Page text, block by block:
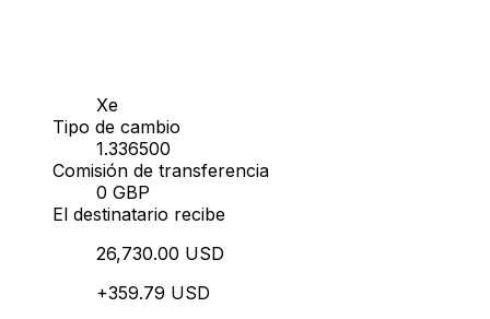
Xe
Tipo de cambio
1.336500
Comisión de transferencia
0 GBP
El destinatario recibe
26,730.00 USD
+359.79 USD